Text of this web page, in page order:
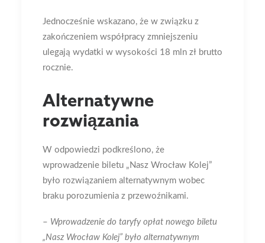
Jednocześnie wskazano, że w związku z
zakończeniem współpracy zmniejszeniu
ulegają wydatki w wysokości 18 mln zł brutto
rocznie.
Alternatywne
rozwiązania
W odpowiedzi podkreślono, że
wprowadzenie biletu „Nasz Wrocław Kolej”
było rozwiązaniem alternatywnym wobec
braku porozumienia z przewoźnikami.
– Wprowadzenie do taryfy opłat nowego biletu
„Nasz Wrocław Kolej” było alternatywnym